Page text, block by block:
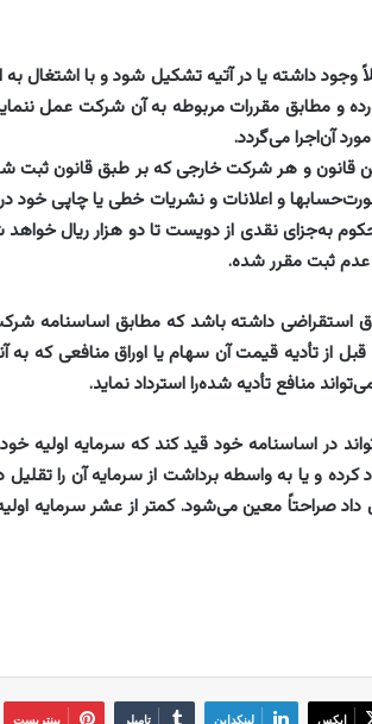
فعلاً وجود داشته یا در آتیه تشکیل شود و با اشتغال
و مطابق مقررات مربوطه به آن شرکت عمل
آن‌اجرا می‌گردد.
و اعلانات و نشریات خطی یا چاپی خود
به‌جزای نقدی از دویست تا دو هزار ریال
عدم ثبت مقرر شده.
اوراق استقراضی داشته باشد که مطابق
از تأدیه قیمت آن سهام یا اوراق منافعی که به
منافع تأدیه شده‌را استرداد نماید.
در اساسنامه خود قید کند که سرمایه اولیه
و یا به واسطه برداشت از سرمایه آن را
داد صراحتاً معین می‌شود. ‌کمتر از عشر سرمایه
ایکس لینکداین تامبلر پینتریست